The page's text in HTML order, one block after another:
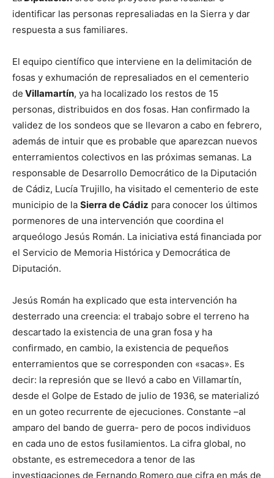
identificar las personas represaliadas en la Sierra y dar
respuesta a sus familiares.
El equipo científico que interviene en la delimitación de
fosas y exhumación de represaliados en el cementerio
de Villamartín, ya ha localizado los restos de 15
personas, distribuidos en dos fosas. Han confirmado la
validez de los sondeos que se llevaron a cabo en febrero,
además de intuir que es probable que aparezcan nuevos
enterramientos colectivos en las próximas semanas. La
responsable de Desarrollo Democrático de la Diputación
de Cádiz, Lucía Trujillo, ha visitado el cementerio de este
municipio de la Sierra de Cádiz para conocer los últimos
pormenores de una intervención que coordina el
arqueólogo Jesús Román. La iniciativa está financiada por
el Servicio de Memoria Histórica y Democrática de
Diputación.
Jesús Román ha explicado que esta intervención ha
desterrado una creencia: el trabajo sobre el terreno ha
descartado la existencia de una gran fosa y ha
confirmado, en cambio, la existencia de pequeños
enterramientos que se corresponden con «sacas». Es
decir: la represión que se llevó a cabo en Villamartín,
desde el Golpe de Estado de julio de 1936, se materializó
en un goteo recurrente de ejecuciones. Constante –al
amparo del bando de guerra- pero de pocos individuos
en cada uno de estos fusilamientos. La cifra global, no
obstante, es estremecedora a tenor de las
investigaciones de Fernando Romero que cifra en más de